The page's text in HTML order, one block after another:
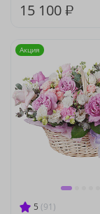
15 100 ₽
5 (91)
Акция